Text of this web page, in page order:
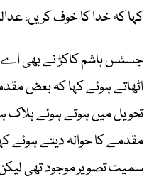
کہا کہ خدا کا خوف کریں،
جسٹس ہاشم کاکڑ نے بھی اے
اٹھاتے ہوئے کہا کہ بعض
تحویل میں ہوتے ہوئے ہلاک
مقدمے کا حوالہ دیتے ہوئے
سمیت تصویر موجود تھی